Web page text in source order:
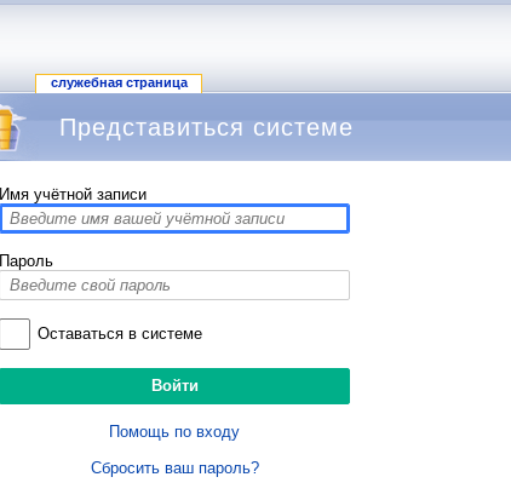
служебная страница
Представиться системе
Имя учётной записи
Пароль
Оставаться в системе
Помощь по входу
Сбросить ваш пароль?